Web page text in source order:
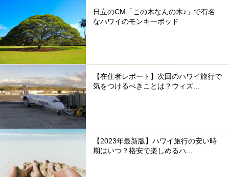
日立のCM「この木なんの木♪」で有名
なハワイのモンキーポッド
【在住者レポート】次回のハワイ旅行で
気をつけるべきことは？ウィズ...
【2023年最新版】ハワイ旅行の安い時
期はいつ？格安で楽しめるハ...